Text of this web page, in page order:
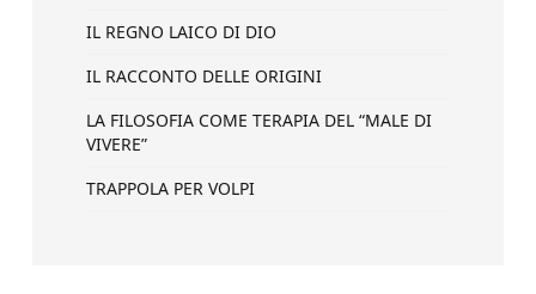
IL REGNO LAICO DI DIO
IL RACCONTO DELLE ORIGINI
LA FILOSOFIA COME TERAPIA DEL “MALE DI
VIVERE”
TRAPPOLA PER VOLPI